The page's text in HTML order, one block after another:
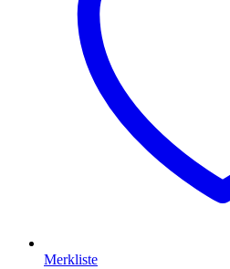
Merkliste